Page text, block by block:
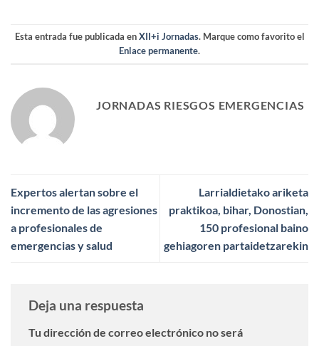
Esta entrada fue publicada enXII+i Jornadas. Marque como favorito el
Enlace permanente.
JORNADAS RIESGOS EMERGENCIAS
Expertos alertan sobre el
incremento de las agresiones
a profesionales de
emergencias y salud
Larrialdietako ariketa
praktikoa, bihar, Donostian,
150 profesional baino
gehiagoren partaidetzarekin
Deja una respuesta
Tu dirección de correo electrónico no será